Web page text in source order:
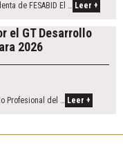
de FESABID El … Leer +
el GT Desarrollo
2026
Profesional del … Leer +